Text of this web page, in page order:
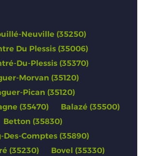
Neuville (35250)
Du Plessis (35006)
Du-Plessis (35370)
Morvan (35120)
Pican (35120)
(35470)
Balazé (35500)
Betton (35830)
Des-Comptes (35890)
(35230)
Bovel (35330)